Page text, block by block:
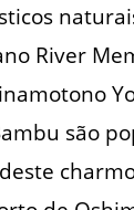
River
são